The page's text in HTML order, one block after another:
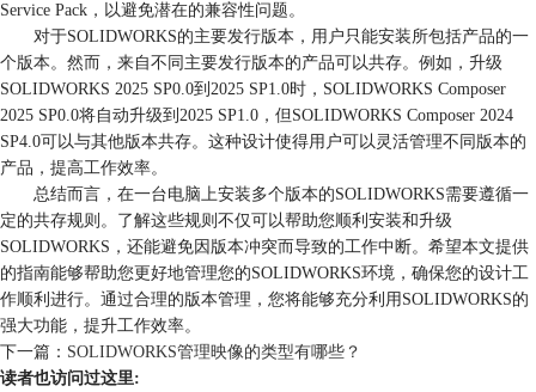
Service Pack，以避免潜在的兼容性问题。
对于SOLIDWORKS的主要发行版本，用户只能安装所包括产品的一
个版本。然而，来自不同主要发行版本的产品可以共存。例如，升级
SOLIDWORKS 2025 SP0.0到2025 SP1.0时，SOLIDWORKS Composer
2025 SP0.0将自动升级到2025 SP1.0，但SOLIDWORKS Composer 2024
SP4.0可以与其他版本共存。这种设计使得用户可以灵活管理不同版本的
产品，提高工作效率。
总结而言，在一台电脑上安装多个版本的SOLIDWORKS需要遵循一
定的共存规则。了解这些规则不仅可以帮助您顺利安装和升级
SOLIDWORKS，还能避免因版本冲突而导致的工作中断。希望本文提供
的指南能够帮助您更好地管理您的SOLIDWORKS环境，确保您的设计工
作顺利进行。通过合理的版本管理，您将能够充分利用SOLIDWORKS的
强大功能，提升工作效率。
下一篇： SOLIDWORKS管理映像的类型有哪些？
读者也访问过这里: